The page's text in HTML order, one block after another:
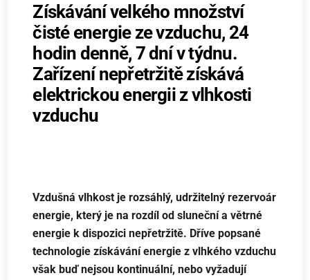
Získávání velkého množství
čisté energie ze vzduchu, 24
hodin denně, 7 dní v týdnu.
Zařízení nepřetržitě získává
elektrickou energii z vlhkosti
vzduchu
Vzdušná vlhkost je rozsáhlý, udržitelný rezervoár
energie, který je na rozdíl od sluneční a větrné
energie k dispozici nepřetržitě. Dříve popsané
technologie získávání energie z vlhkého vzduchu
však buď nejsou kontinuální, nebo vyžadují